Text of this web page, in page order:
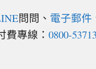
問問、 電子郵件
費專線：0800-